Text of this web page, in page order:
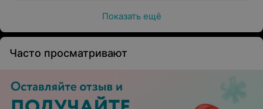
Показать ещё
Часто просматривают